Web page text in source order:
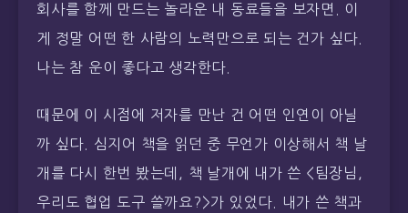
회사를 함께 만드는 놀라운 내 동료들을 보자면. 이
게 정말 어떤 한 사람의 노력만으로 되는 건가 싶다.
나는 참 운이 좋다고 생각한다.
때문에 이 시점에 저자를 만난 건 어떤 인연이 아닐
까 싶다. 심지어 책을 읽던 중 무언가 이상해서 책 날
개를 다시 한번 봤는데, 책 날개에 내가 쓴 <팀장님,
우리도 협업 도구 쓸까요?>가 있었다. 내가 쓴 책과